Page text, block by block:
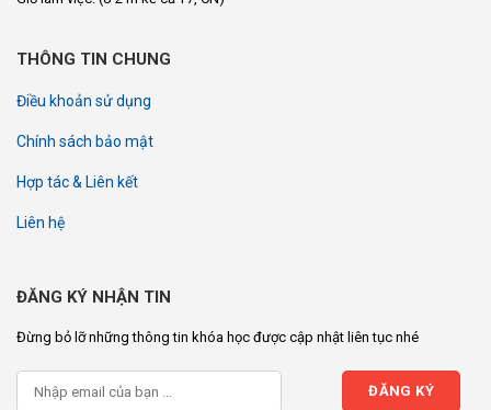
THÔNG TIN CHUNG
Điều khoản sử dụng
Chính sách bảo mật
Hợp tác & Liên kết
Liên hệ
ĐĂNG KÝ NHẬN TIN
Đừng bỏ lỡ những thông tin khóa học được cập nhật liên tục nhé